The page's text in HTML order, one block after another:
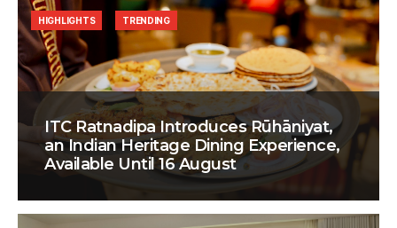
ITC Ratnadipa Introduces Rūhāniyat,
an Indian Heritage Dining Experience,
Available Until 16 August
HIGHLIGHTS TRENDING